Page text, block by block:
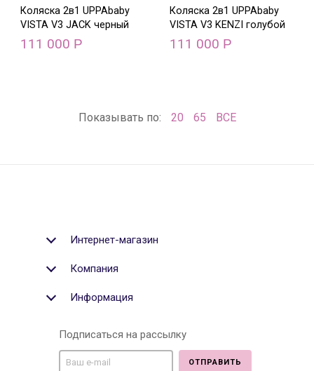
Коляска 2в1 UPPAbaby
VISTA V3 JACK черный
111 000 Р
Коляска 2в1 UPPAbaby
VISTA V3 KENZI голубой
111 000 Р
Показывать по: 20 65 ВСЕ
Интернет-магазин
Компания
Информация
Подписаться на рассылку
ОТПРАВИТЬ